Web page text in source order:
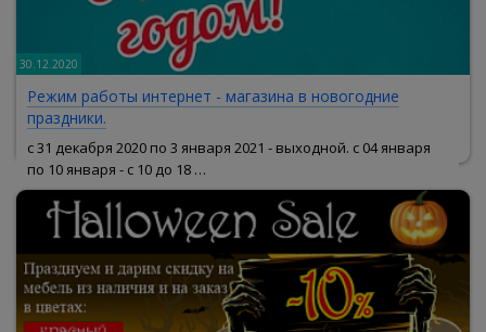
30.12.2020
Режим работы интернет - магазина в новогодние
праздники.
с 31 декабря 2020 по 3 января 2021 - выходной. с 04 января
по 10 января - с 10 до 18 …